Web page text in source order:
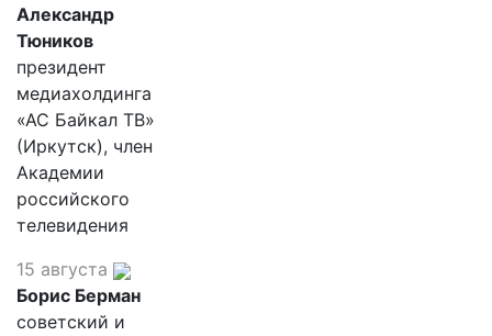
Александр
Тюников
президент
медиахолдинга
«АС Байкал ТВ»
(Иркутск), член
Академии
российского
телевидения
15 августа
Борис Берман
советский и